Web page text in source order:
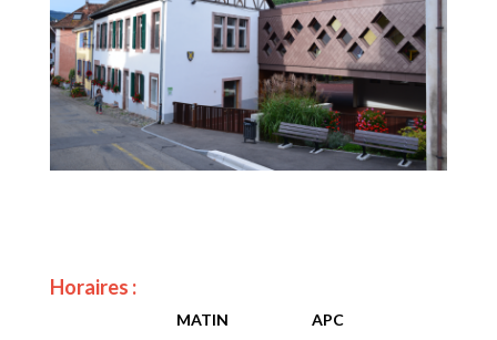
Horaires :
MATIN APC